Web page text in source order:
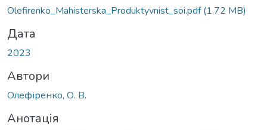
Olefirenko_Mahisterska_Produktyvnist_soi.pdf(1,72 MB)
Дата
2023
Автори
Олефіренко, О. В.
Анотація